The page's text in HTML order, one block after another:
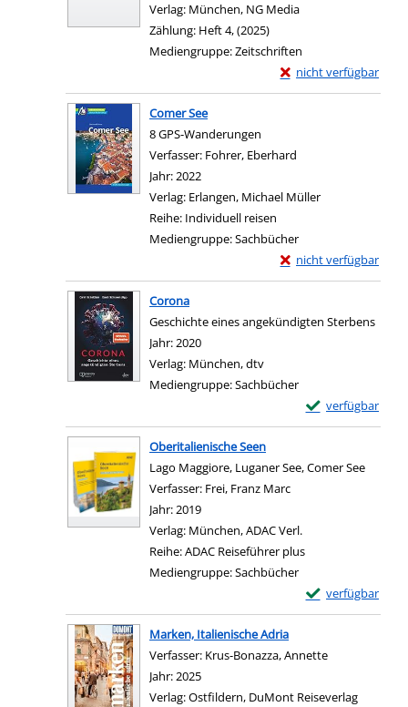
Verlag: München, NG Media
Zählung: Heft 4, (2025)
Mediengruppe:Zeitschriften
nicht verfügbar
Exemplar-Details von
Zum Download von
Comer See
8 GPS-Wanderungen
Verfasser: Fohrer, Eberhard
Jahr:2022
Verlag: Erlangen, Michael Müller
Reihe: Individuell reisen
Mediengruppe:Sachbücher
nicht verfügbar
Exemplar-Details von
Zum Download von
Corona
Geschichte eines angekündigten Sterbens
Suche nach diesem Verfasser
Jahr:2020
Verlag: München, dtv
Mediengruppe:Sachbücher
verfügbar
Exemplar-Details
Zum Download
Oberitalienische Seen
Lago Maggiore, Luganer See, Comer See
Verfasser: Frei, Franz Marc
Jahr:2019
Verlag: München, ADAC Verl.
Reihe:ADAC Reiseführer plus
Mediengruppe:Sachbücher
verfügbar
Exemplar-Details
Zum Download
Marken, Italienische Adria
Verfasser: Krus-Bonazza, Annette
Jahr:2025
Verlag:Ostfildern, DuMont Reiseverlag